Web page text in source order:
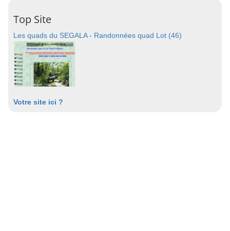
Top Site
Les quads du SEGALA - Randonnées quad Lot (46)
Votre site ici ?